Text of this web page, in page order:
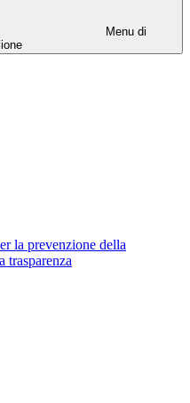
Menu di
la prevenzione della
trasparenza